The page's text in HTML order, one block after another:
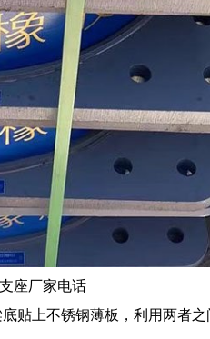
座厂家电话
贴上不锈钢薄板，利用两者